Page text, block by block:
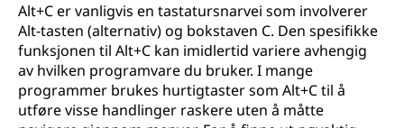
Alt+C er vanligvis en tastatursnarvei som involverer
Alt-tasten (alternativ) og bokstaven C. Den spesifikke
funksjonen til Alt+C kan imidlertid variere avhengig
av hvilken programvare du bruker. I mange
programmer brukes hurtigtaster som Alt+C til å
utføre visse handlinger raskere uten å måtte